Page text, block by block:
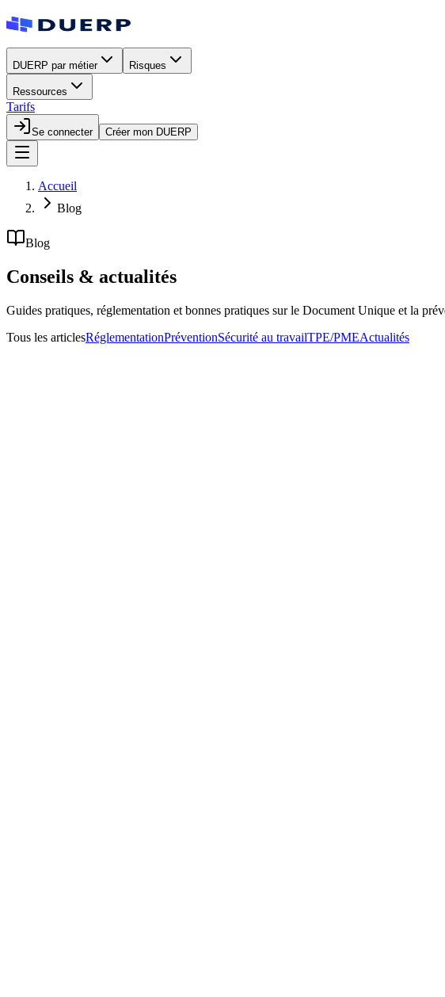
DUERP par métier Risques
Ressources
Tarifs
Se connecter Créer mon DUERP
Accueil
Blog
Blog
Conseils & actualités
Guides pratiques, réglementation et bonnes pratiques sur le Document Unique et la
Tous les articlesRéglementationPréventionSécurité au travailTPE/PMEActualités